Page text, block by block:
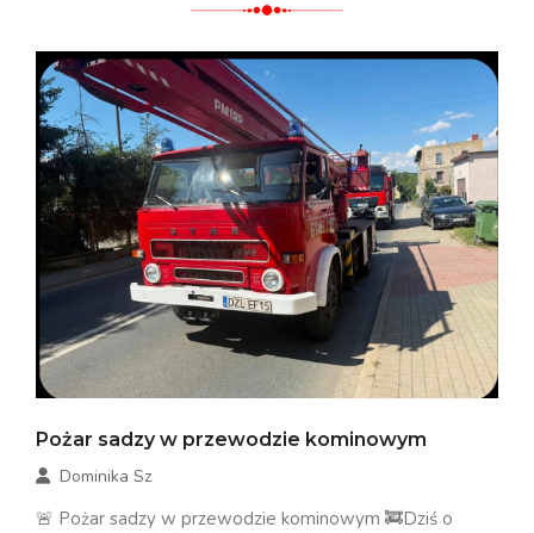
Pożar sadzy w przewodzie kominowym
Dominika Sz
🚨 Pożar sadzy w przewodzie kominowym 🚒Dziś o